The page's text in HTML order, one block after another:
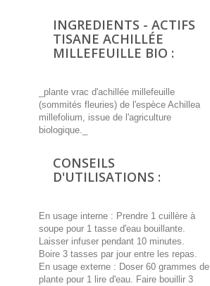
INGREDIENTS - ACTIFS
TISANE ACHILLÉE
MILLEFEUILLE BIO :
_plante vrac d'achillée millefeuille
(sommités fleuries) de l'espèce Achillea
millefolium, issue de l'agriculture
biologique._
CONSEILS
D'UTILISATIONS :
En usage interne : Prendre 1 cuillère à
soupe pour 1 tasse d'eau bouillante.
Laisser infuser pendant 10 minutes.
Boire 3 tasses par jour entre les repas.
En usage externe : Doser 60 grammes de
plante pour 1 lire d'eau. Faire bouillir 3